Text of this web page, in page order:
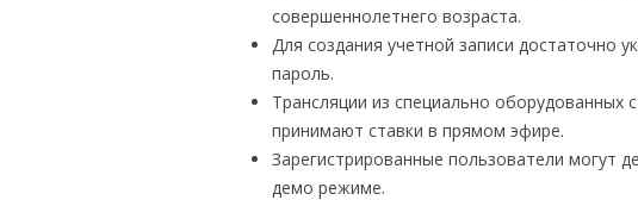
совершеннолетнего возраста.
Для создания учетной записи достаточно
пароль.
Трансляции из специально оборудованных
принимают ставки в прямом эфире.
Зарегистрированные пользователи могут
демо режиме.